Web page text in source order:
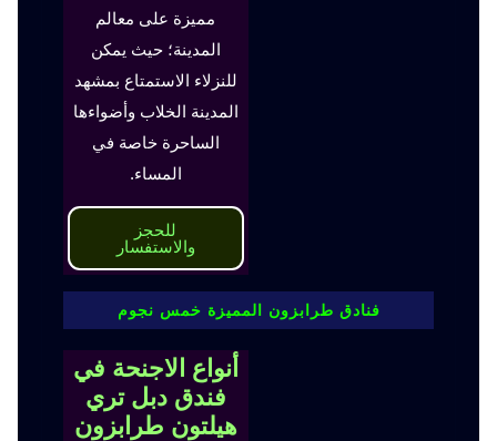
مميزة على معالم
المدينة؛ حيث يمكن
للنزلاء الاستمتاع بمشهد
المدينة الخلاب وأضواءها
الساحرة خاصة في
المساء.
للحجز
والاستفسار
فنادق طرابزون المميزة خمس نجوم
أنواع الاجنحة في
فندق دبل تري
هيلتون طرابزون